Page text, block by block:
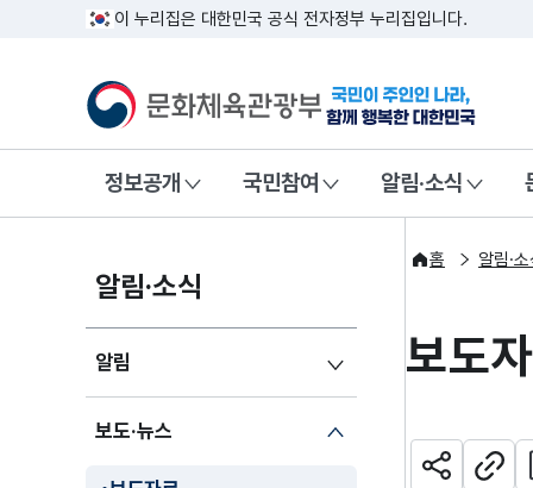
이 누리집은 대한민국 공식 전자정부 누리집입니다.
문화체육관광부국민이 주인
정보공개 국민참여 알림·소식
알림·소식
알림
보도·뉴스
홈 알림·소
보도
공유하기주소